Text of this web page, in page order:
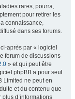
rares, pourra,
pour retirer les
connaissance,
dans ses forums.
après par « logiciel
forum de discussions
» et qui peut être
phpBB a pour seul
Limited ne peut en
et du contenu que
d’informations